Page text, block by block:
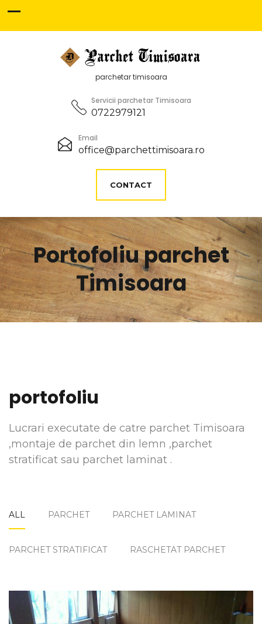
parchetar timisoara
Servicii parchetar Timisoara
0722979121
Email
office@parchettimisoara.ro
CONTACT
Portofoliu parchet
Timisoara
portofoliu
Lucrari executate de catre parchet Timisoara
,montaje de parchet din lemn ,parchet
stratificat sau parchet laminat .
ALL PARCHET PARCHET LAMINAT
PARCHET STRATIFICAT RASCHETAT PARCHET